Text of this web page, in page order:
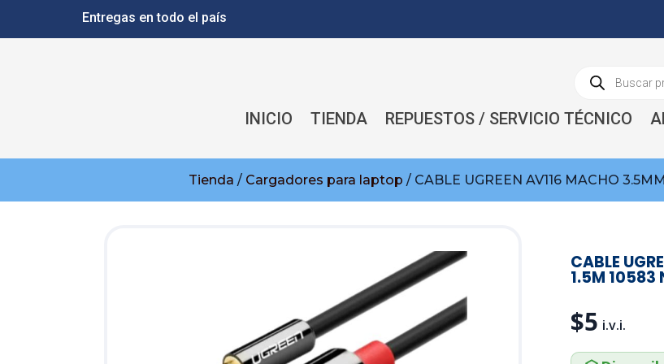
Entregas en todo el país
productos
INICIO TIENDA REPUESTOS / SERVICIO TÉCNICO
Tienda / Cargadores para laptop / CABLE UGREEN AV116 MACHO
CABLE
1.5M 10583
$5